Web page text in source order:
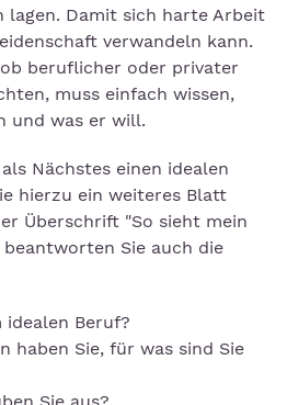
lagen. Damit sich harte Arbeit
verwandeln kann.
beruflicher oder privater
muss einfach wissen,
und was er will.
Nächstes einen idealen
hierzu ein weiteres Blatt
Überschrift "So sieht mein
beantworten Sie auch die
idealen Beruf?
haben Sie, für was sind Sie